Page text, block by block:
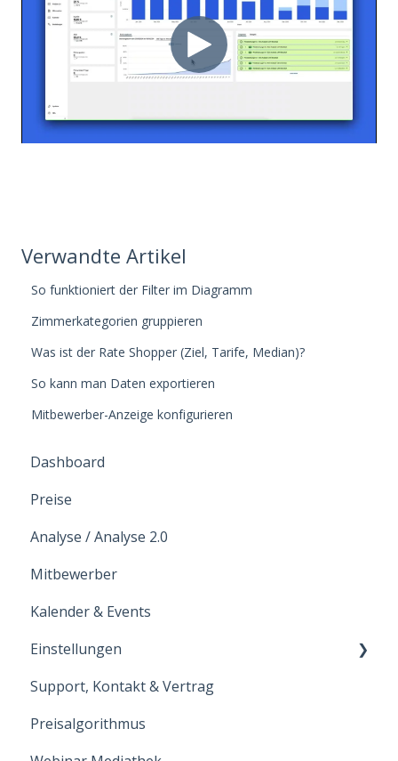
Verwandte Artikel
So funktioniert der Filter im Diagramm
Zimmerkategorien gruppieren
Was ist der Rate Shopper (Ziel, Tarife, Median)?
So kann man Daten exportieren
Mitbewerber-Anzeige konfigurieren
Dashboard
Preise
Analyse / Analyse 2.0
Mitbewerber
Kalender & Events
Einstellungen
Hoteldaten
Benutzer
Support, Kontakt & Vertrag
Preisalgorithmus